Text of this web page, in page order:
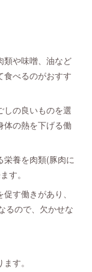
類や味噌、油など
食べるのがおすす
しの良いものを選
体の熱を下げる働
栄養を肉類(豚肉に
す。
す働きがあり、
るので、欠かせな
す。